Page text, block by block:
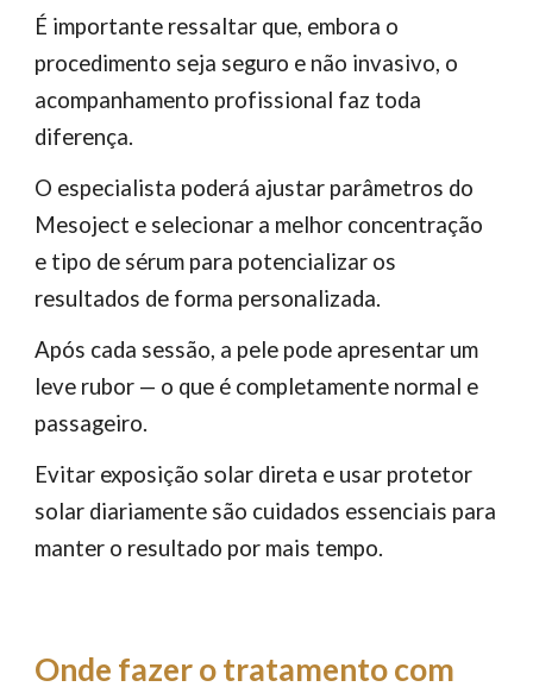
É importante ressaltar que, embora o
procedimento seja seguro e não invasivo, o
acompanhamento profissional faz toda
diferença.
O especialista poderá ajustar parâmetros do
Mesoject e selecionar a melhor concentração
e tipo de sérum para potencializar os
resultados de forma personalizada.
Após cada sessão, a pele pode apresentar um
leve rubor — o que é completamente normal e
passageiro.
Evitar exposição solar direta e usar protetor
solar diariamente são cuidados essenciais para
manter o resultado por mais tempo.
Onde fazer o tratamento com